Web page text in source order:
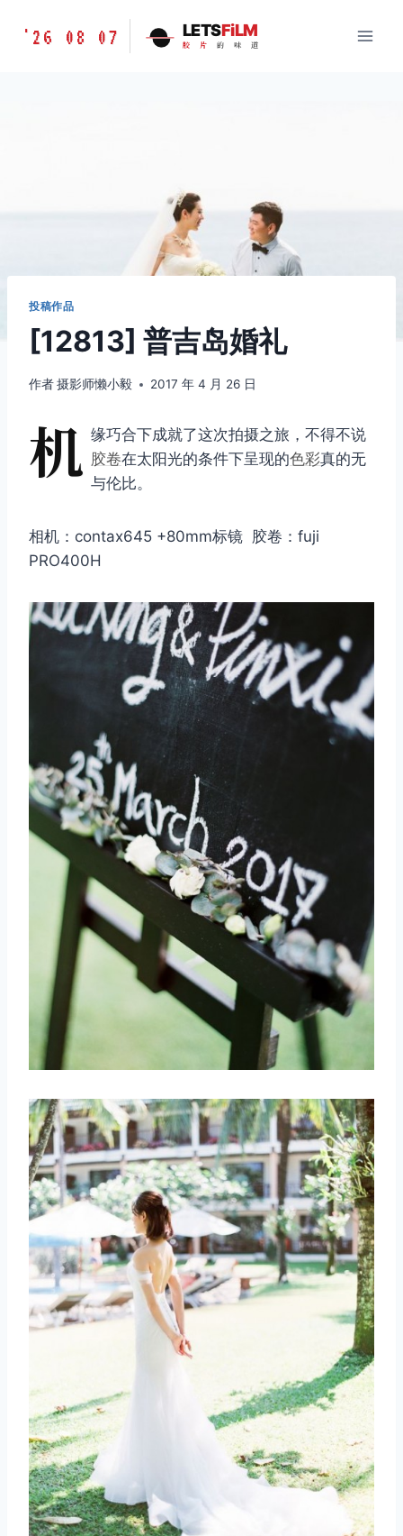
胶
'26 08 07 LETSFiLM
胶 片 的 味 道
投稿作品
[12813] 普吉岛婚礼
作者摄影师懒小毅 2017 年 4 月 26 日
机 缘巧合下成就了这次拍摄之旅，不得不说
胶卷在太阳光的条件下呈现的色彩真的无
与伦比。
相机：contax645 +80mm标镜 胶卷：fuji
PRO400H